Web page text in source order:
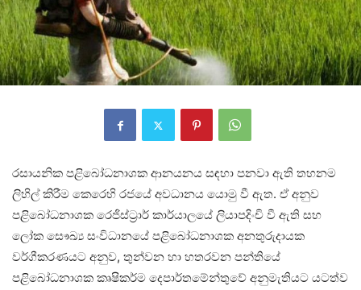
රසායනික පළිබෝධනාශක ආනයනය සඳහා පනවා ඇති තහනම
ලිහිල් කිරීම කෙරෙහි රජයේ අවධානය යොමු වී ඇත. ඒ අනුව
පළිබෝධනාශක රෙජිස්ට්‍රාර් කාර්යාලයේ ලියාපදිංචි වී ඇති සහ
ලෝක සෞඛ්‍ය සංවිධානයේ පළිබෝධනාශක අනතුරුදායක
වර්ගීකරණයට අනුව, තුන්වන හා හතරවන පන්තියේ
පළිබෝධනාශක කෘෂිකර්ම දෙපාර්තමේන්තුවේ අනුමැතියට යටත්ව